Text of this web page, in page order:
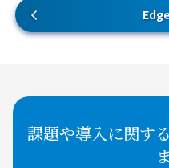
課題や導入に関す